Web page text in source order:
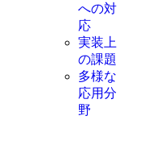
への対
応
実装上
の課題
多様な
応用分
野